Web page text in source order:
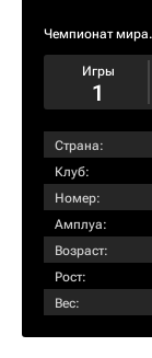
Чемпионат
Игры
1
Страна:
Клуб:
Номер:
Амплуа:
Возраст:
Рост:
Вес: